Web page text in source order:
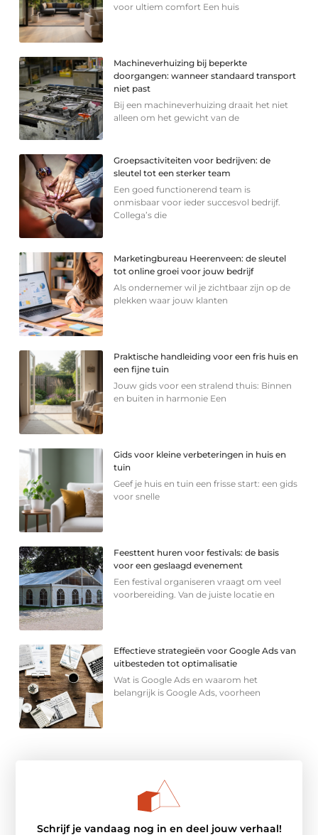
voor ultiem comfort Een huis
Machineverhuizing bij beperkte
doorgangen: wanneer standaard transport
niet past
Bij een machineverhuizing draait het niet
alleen om het gewicht van de
Groepsactiviteiten voor bedrijven: de
sleutel tot een sterker team
Een goed functionerend team is
onmisbaar voor ieder succesvol bedrijf.
Collega’s die
Marketingbureau Heerenveen: de sleutel
tot online groei voor jouw bedrijf
Als ondernemer wil je zichtbaar zijn op de
plekken waar jouw klanten
Praktische handleiding voor een fris huis en
een fijne tuin
Jouw gids voor een stralend thuis: Binnen
en buiten in harmonie Een
Gids voor kleine verbeteringen in huis en
tuin
Geef je huis en tuin een frisse start: een gids
voor snelle
Feesttent huren voor festivals: de basis
voor een geslaagd evenement
Een festival organiseren vraagt om veel
voorbereiding. Van de juiste locatie en
Effectieve strategieën voor Google Ads van
uitbesteden tot optimalisatie
Wat is Google Ads en waarom het
belangrijk is Google Ads, voorheen
Schrijf je vandaag nog in en deel jouw verhaal!